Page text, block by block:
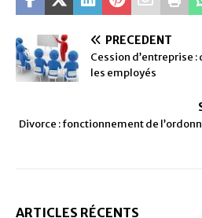
PRÉCÉDENT
Cession d’entreprise
les employés
Divorce : fonctionnement de
ARTICLES RÉCENTS